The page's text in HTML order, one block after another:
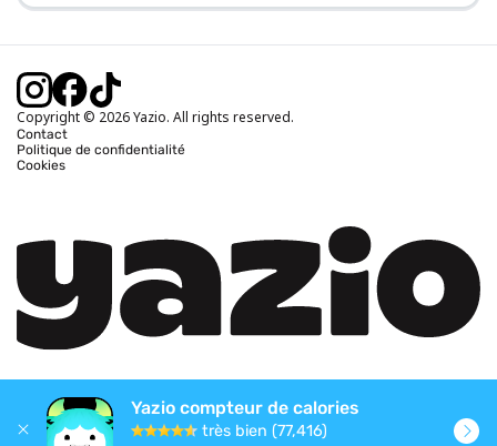
Calcul IMC
Calcul poids idéal
Calcul calories brûlées
Copyright © 2026 Yazio. All rights reserved.
Contact
Politique de confidentialité
Cookies
Yazio compteur de calories
très bien (77,416)